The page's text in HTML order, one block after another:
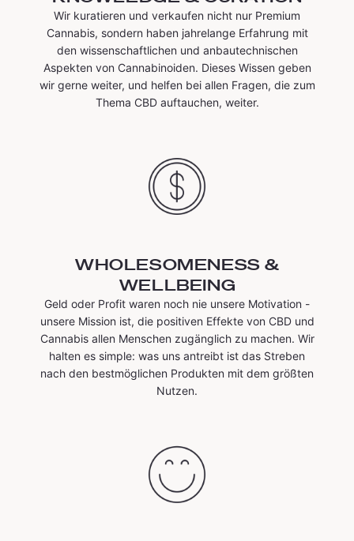
Wir kuratieren und verkaufen nicht nur Premium
Cannabis, sondern haben jahrelange Erfahrung mit
den wissenschaftlichen und anbautechnischen
Aspekten von Cannabinoiden. Dieses Wissen geben
wir gerne weiter, und helfen bei allen Fragen, die zum
Thema CBD auftauchen, weiter.
WHOLESOMENESS &
WELLBEING
Geld oder Profit waren noch nie unsere Motivation -
unsere Mission ist, die positiven Effekte von CBD und
Cannabis allen Menschen zugänglich zu machen. Wir
halten es simple: was uns antreibt ist das Streben
nach den bestmöglichen Produkten mit dem größten
Nutzen.